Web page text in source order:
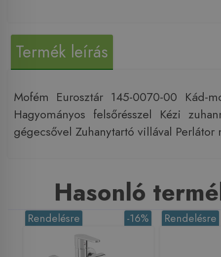
Termék leírás
Mofém Eurosztár 145-0070-00 Kád-
Hagyományos felsőrésszel Kézi
gégecsővel Zuhanytartó villával Perlátor
Hasonló
-16%
Rendelésre Rendelésre